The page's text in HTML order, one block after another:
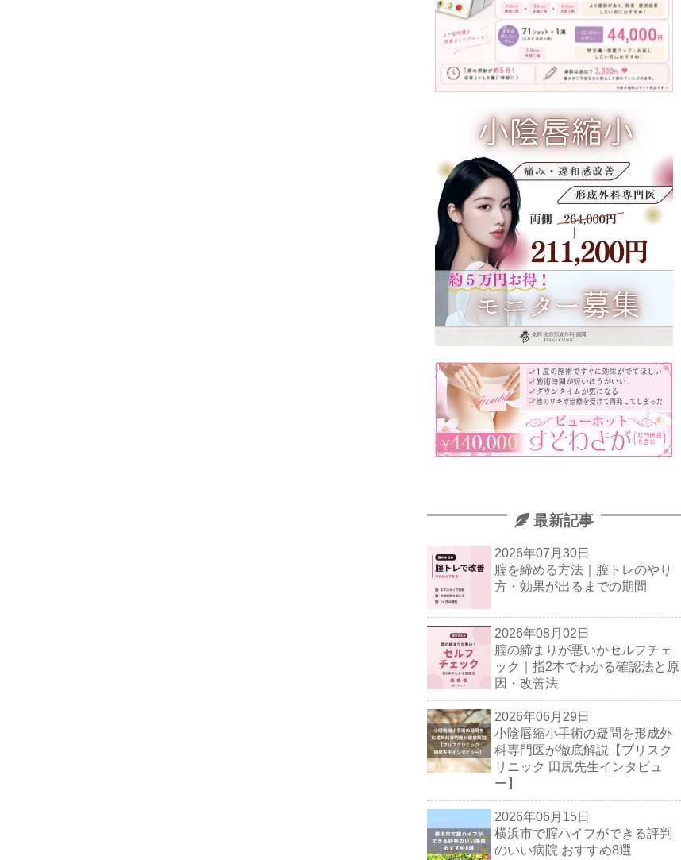
最新記事
2026年07月30日
腟を締める方法｜膣トレのやり
方・効果が出るまでの期間
2026年08月02日
腟の締まりが悪いかセルフチェ
ック｜指2本でわかる確認法と原
因・改善法
2026年06月29日
小陰唇縮小手術の疑問を形成外
科専門医が徹底解説【ブリスク
リニック 田尻先生インタビュ
ー】
2026年06月15日
横浜市で腟ハイフができる評判
のいい病院 おすすめ8選